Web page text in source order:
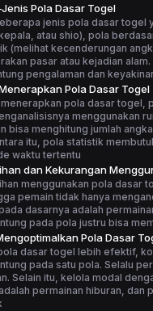
Pola Dasar Togel
jenis pola dasar togel
atau shio), pola
(melihat kecenderungan
pasar atau kejadian
pengalaman dan
Pola Dasar Togel
pola dasar togel,
menggunakan
bisa menghitung jumlah
itu, pola statistik
waktu tertentu
dan Kekurangan
menggunakan pola dasar
pemain tidak hanya
dasarnya adalah
pada pola justru bisa
Pola Dasar
dasar togel lebih efektif,
pada satu pola. Selalu
Selain itu, kelola modal
permainan hiburan, dan